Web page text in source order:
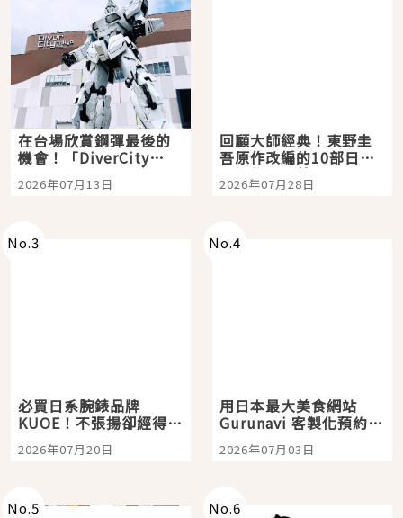
在台場欣賞鋼彈最後的
機會！「DiverCity
Tokyo Plaza」搭船、
購物、美食及夜景，一
2026年07月13日
回顧大師經典！東野圭
吾原作改編的10部日本
影視作品推薦
2026年07月28日
No.3
必買日系腕錶品牌
KUOE！不張揚卻經得起
時間洗鍊的經典之作五
選
2026年07月20日
No.4
用日本最大美食網站
Gurunavi 客製化預約九
大都市餐廳，打造專屬
美食體驗！
2026年07月03日
No.5 No.6